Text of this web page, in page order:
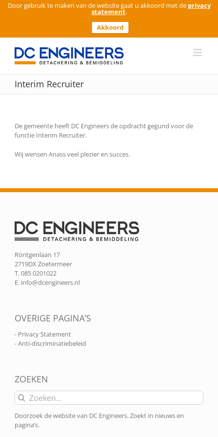
Door gebruik te maken van de website gaat u akkoord met de privacy
statement.
Akkoord
Ga
inhoud
Interim Recruiter
De gemeente heeft DC Engineers de opdracht gegund voor de
functie Interim Recruiter.
Wij wensen Anass veel plezier en succes.
Röntgenlaan 17
2719DX Zoetermeer
T. 085 0201022
E. info@dcengineers.nl
OVERIGE PAGINA’S
- Privacy Statement
- Anti-discriminatiebeleid
ZOEKEN
Zoeken
naar:
Doorzoek de website van DC Engineers. Zoekt in nieuws en
pagina’s.